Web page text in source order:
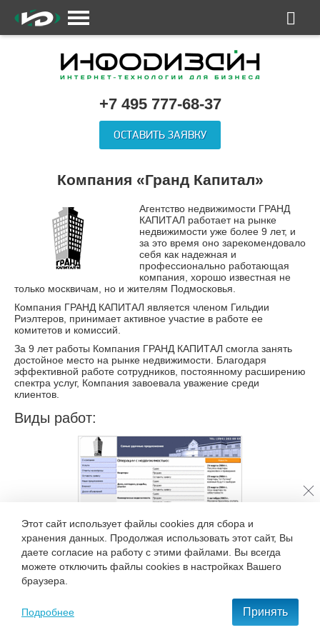
+7 495 777-68-37
ОСТАВИТЬ ЗАЯВКУ
Компания «Гранд Капитал»
Агентство недвижимости ГРАНД
КАПИТАЛ работает на рынке
недвижимости уже более 9 лет, и
за это время оно зарекомендовало
себя как надежная и
профессионально работающая
компания, хорошо известная не
только москвичам, но и жителям Подмосковья.
Компания ГРАНД КАПИТАЛ является членом Гильдии
Риэлтеров, принимает активное участие в работе ее
комитетов и комиссий.
За 9 лет работы Компания ГРАНД КАПИТАЛ смогла занять
достойное место на рынке недвижимости. Благодаря
эффективной работе сотрудников, постоянному расширению
спектра услуг, Компания завоевала уважение среди
клиентов.
Виды работ:
+7 495 777-68-37
Этот сайт использует файлы cookies для сбора и
хранения данных. Продолжая использовать этот сайт, Вы
даете согласие на работу с этими файлами. Вы всегда
можете отключить файлы cookies в настройках Вашего
браузера.
Подробнее Принять